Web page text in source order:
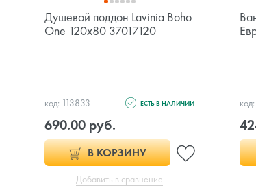
Душевой поддон Lavinia Boho
One 120x80 37017120
код: 113833 ЕСТЬ В НАЛИЧИИ
690.00 руб.
В КОРЗИНУ
Добавить в сравнение